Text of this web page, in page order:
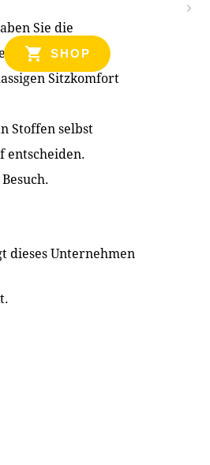
SHOP
Sie die
Produkte zu
Sitzkomfort
Stoffen selbst
entscheiden.
dieses Unternehmen